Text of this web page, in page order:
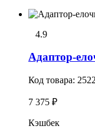
4.9
Адаптор-
Код товара:
7 375 ₽
Кэшбек